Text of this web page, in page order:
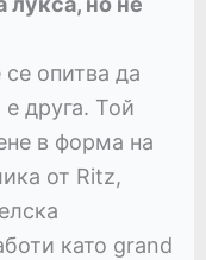
опитва да
друга. Той
в форма на
от Ritz,
като grand